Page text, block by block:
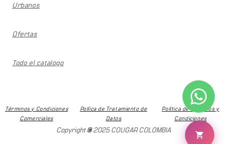
Urbanos
Ofertas
Todo el catalogo
Términos y Condiciones
Comerciales
Políica de Tratamiento de
Datos
Política de términos y
Condiciones
Copyright © 2025 COUGAR COLOMBIA